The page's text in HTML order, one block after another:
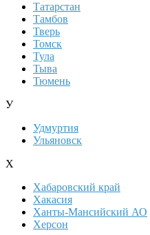
Татарстан
Тамбов
Тверь
Томск
Тула
Тыва
Тюмень
У
Удмуртия
Ульяновск
Х
Хабаровский край
Хакасия
Ханты-Мансийский АО
Херсон